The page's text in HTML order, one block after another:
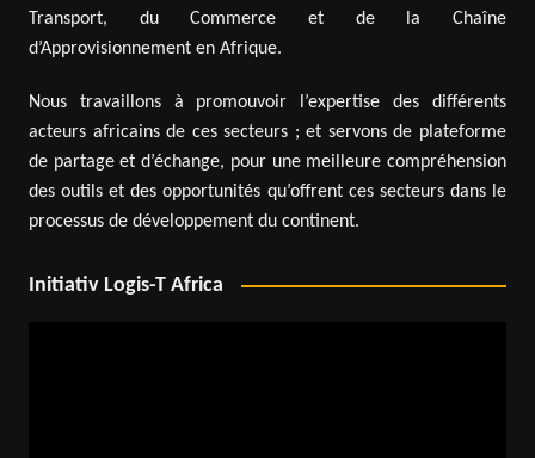
Transport, du Commerce et de la Chaîne
d’Approvisionnement en Afrique.
Nous travaillons à promouvoir l’expertise des différents
acteurs africains de ces secteurs ; et servons de plateforme
de partage et d’échange, pour une meilleure compréhension
des outils et des opportunités qu’offrent ces secteurs dans le
processus de développement du continent.
Initiativ Logis-T Africa